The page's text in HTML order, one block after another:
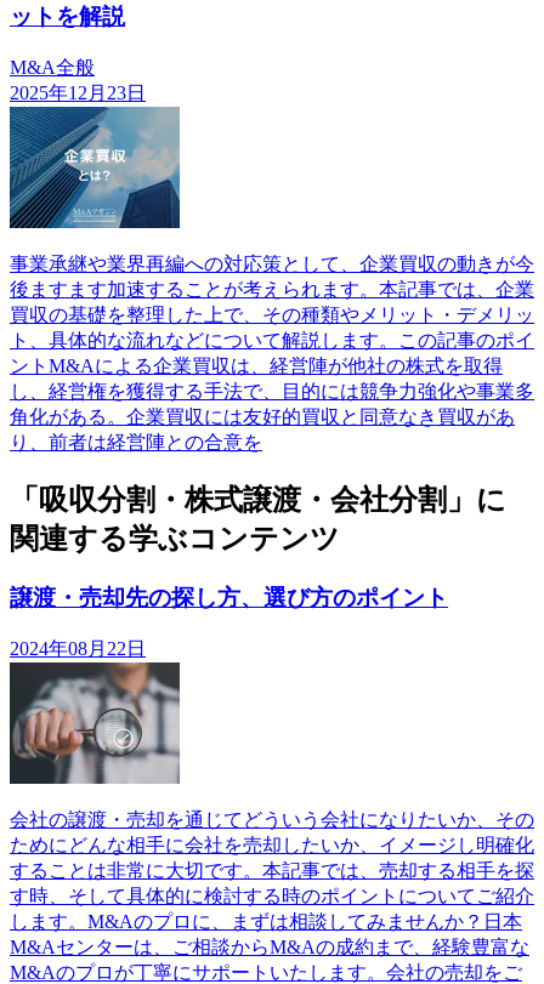
ットを解説
M&A全般
2025年12月23日
事業承継や業界再編への対応策として、企業買収の動きが今
後ますます加速することが考えられます。本記事では、企業
買収の基礎を整理した上で、その種類やメリット・デメリッ
ト、具体的な流れなどについて解説します。この記事のポイ
ントM&Aによる企業買収は、経営陣が他社の株式を取得
し、経営権を獲得する手法で、目的には競争力強化や事業多
角化がある。企業買収には友好的買収と同意なき買収があ
り、前者は経営陣との合意を
「吸収分割・株式譲渡・会社分割」に
関連する学ぶコンテンツ
譲渡・売却先の探し方、選び方のポイント
2024年08月22日
会社の譲渡・売却を通じてどういう会社になりたいか、その
ためにどんな相手に会社を売却したいか、イメージし明確化
することは非常に大切です。本記事では、売却する相手を探
す時、そして具体的に検討する時のポイントについてご紹介
します。M&Aのプロに、まずは相談してみませんか？日本
M&Aセンターは、ご相談からM&Aの成約まで、経験豊富な
M&Aのプロが丁寧にサポートいたします。会社の売却をご